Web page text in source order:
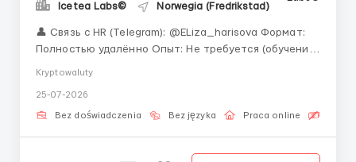
Icetea Labs© Norwegia (Fredrikstad)
👤 Связь с HR (Telegram): @ELiza_harisova Формат:
Полностью удалённо Опыт: Не требуется (обучение
доступно без опыта работы.» Операционная
поддержка биржевых процессов — одна из ...
Kryptowaluty
25-07-2026
Bez doświadczenia Bez języka Praca online